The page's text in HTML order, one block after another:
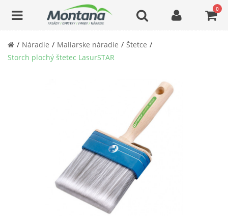
0
Náradie Maliarske náradie
Štetce
Storch plochý štetec LasurSTAR